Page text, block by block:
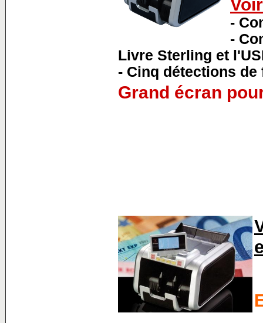
-
-
Livre Sterling et
- Cinq détections de
Grand écran